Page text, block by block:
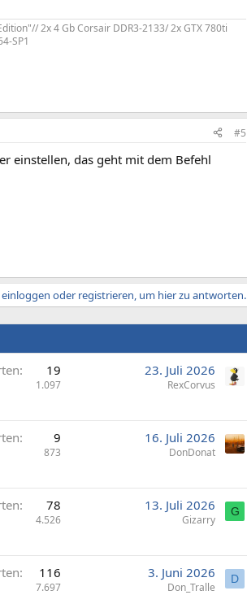
2x 4 Gb Corsair DDR3-2133/ 2x GTX 780ti
SP1
#5
einstellen, das geht mit dem Befehl
oder registrieren, um hier zu antworten.
19
1.097
23. Juli 2026
RexCorvus
9
873
16. Juli 2026
DonDonat
78
4.526
13. Juli 2026
Gizarry
G
116
7.697
3. Juni 2026
Don_Tralle
D